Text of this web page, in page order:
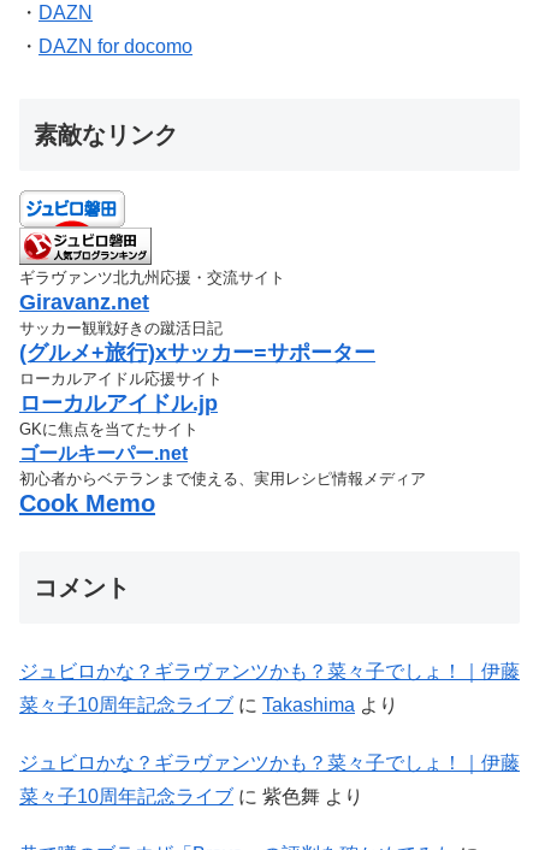
・ DAZN
・ DAZN for docomo
素敵なリンク
ギラヴァンツ北九州応援・交流サイト
Giravanz.net
サッカー観戦好きの蹴活日記
(グルメ+旅行)xサッカー=サポーター
ローカルアイドル応援サイト
ローカルアイドル.jp
GKに焦点を当てたサイト
ゴールキーパー.net
初心者からベテランまで使える、実用レシピ情報メディア
Cook Memo
コメント
ジュビロかな？ギラヴァンツかも？菜々子でしょ！｜伊藤
菜々子10周年記念ライブ に Takashima より
ジュビロかな？ギラヴァンツかも？菜々子でしょ！｜伊藤
菜々子10周年記念ライブ に 紫色舞 より